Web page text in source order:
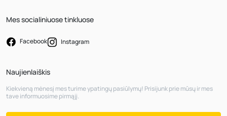
Mes socialiniuose tinkluose
Facebook Instagram
Naujienlaiškis
Kiekvieną mėnesį mes turime ypatingų pasiūlymų! Prisijunk prie mūsų ir mes
tave informuosime pirmąjį.